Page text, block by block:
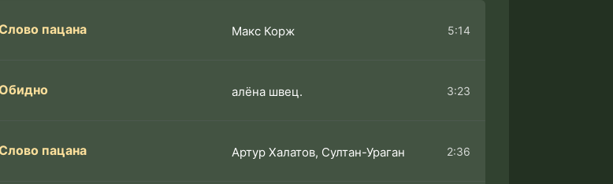
пацана Макс Корж 5:14
алёна швец. 3:23
пацана Артур Халатов, Султан-Ураган 2:36